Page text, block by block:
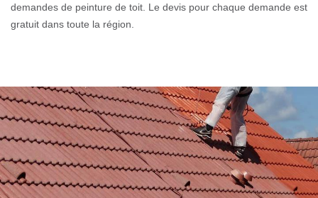
demandes de peinture de toit. Le devis pour chaque demande est
gratuit dans toute la région.